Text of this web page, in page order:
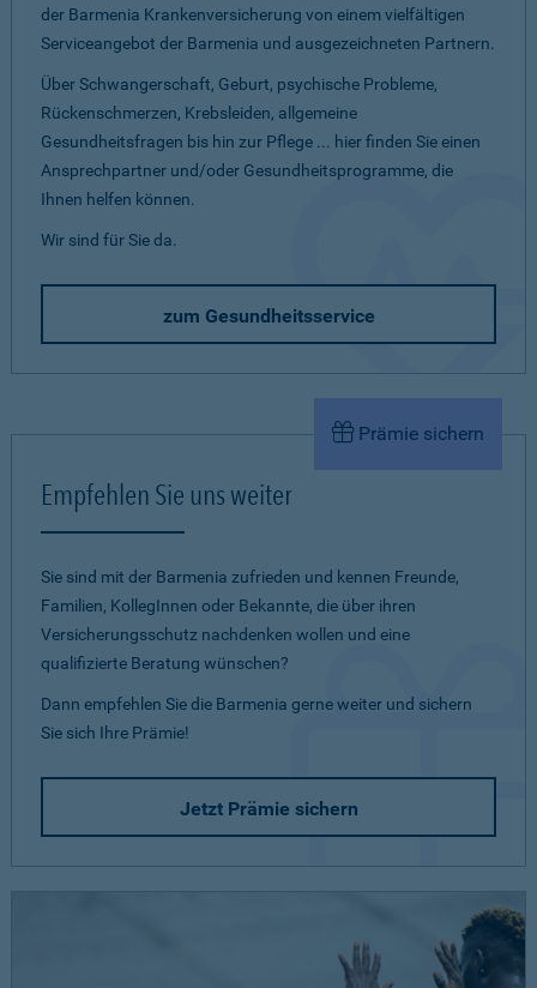
der Barmenia Krankenversicherung von einem vielfältigen
Serviceangebot der Barmenia und ausgezeichneten Partnern.
Über Schwangerschaft, Geburt, psychische Probleme,
Rückenschmerzen, Krebsleiden, allgemeine
Gesundheitsfragen bis hin zur Pflege ... hier finden Sie einen
Ansprechpartner und/oder Gesundheitsprogramme, die
Ihnen helfen können.
Wir sind für Sie da.
zum Gesundheitsservice
Prämie sichern
Empfehlen Sie uns weiter
Sie sind mit der Barmenia zufrieden und kennen Freunde,
Familien, KollegInnen oder Bekannte, die über ihren
Versicherungsschutz nachdenken wollen und eine
qualifizierte Beratung wünschen?
Dann empfehlen Sie die Barmenia gerne weiter und sichern
Sie sich Ihre Prämie!
Jetzt Prämie sichern